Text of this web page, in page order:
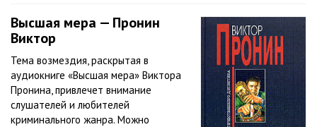
Высшая мера — Пронин
Виктор
Тема возмездия, раскрытая в
аудиокниге «Высшая мера» Виктора
Пронина, привлечет внимание
слушателей и любителей
криминального жанра. Можно